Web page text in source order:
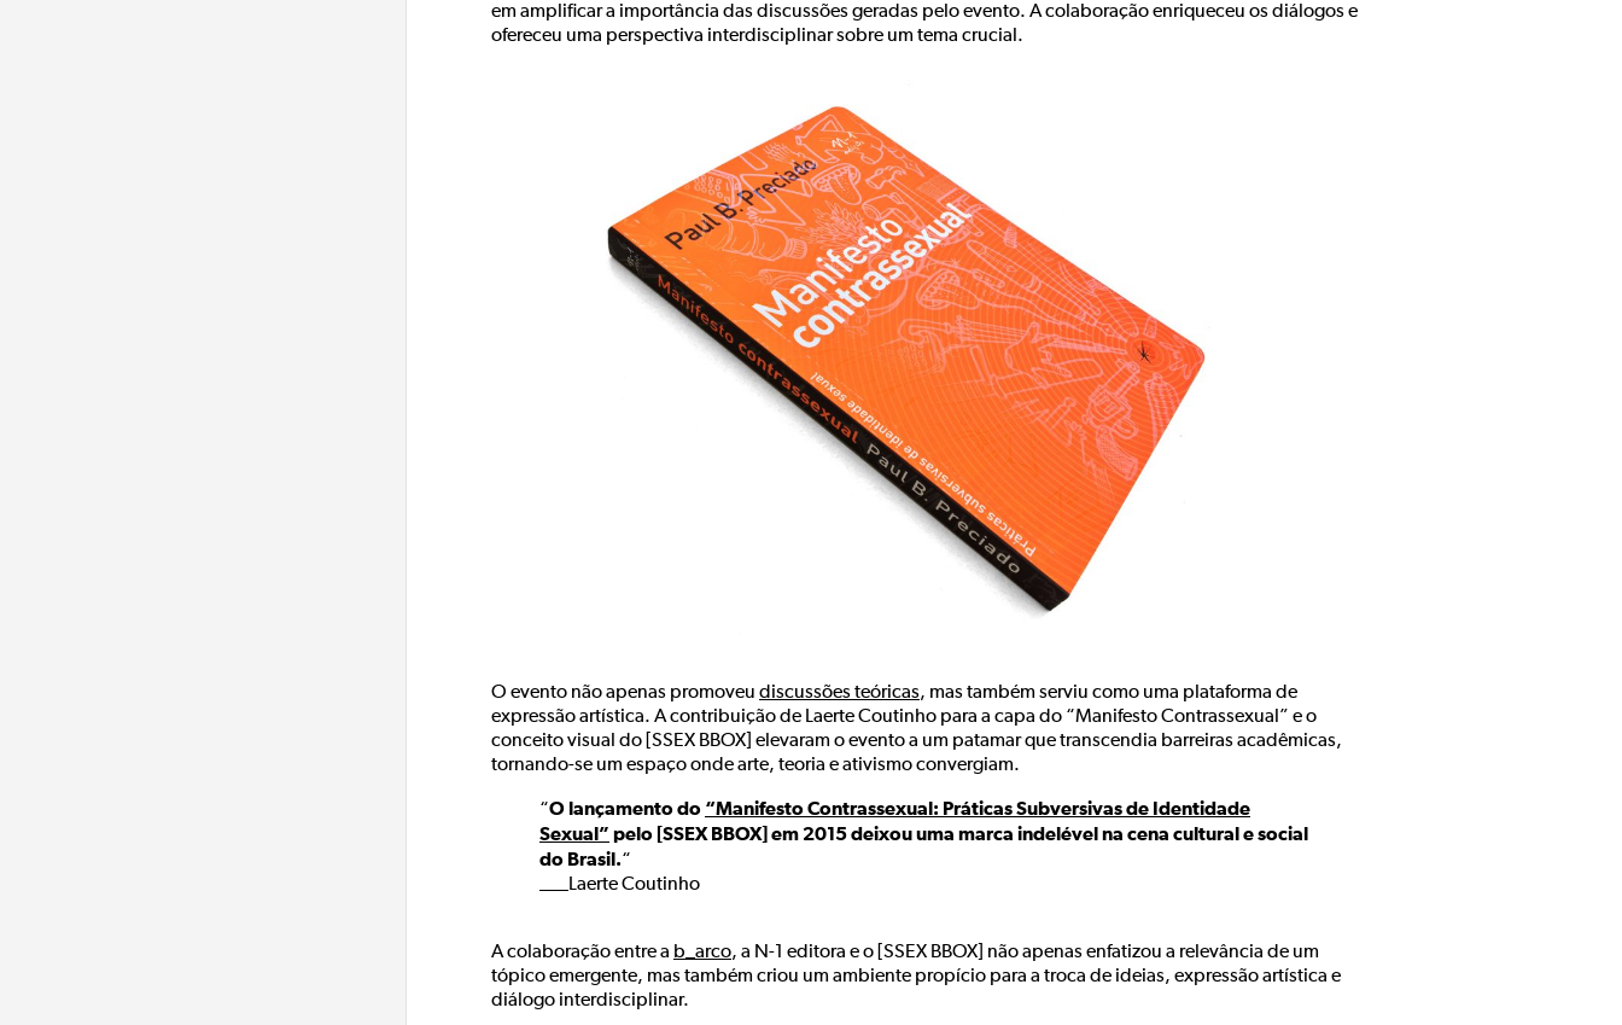
em amplificar a importância das discussões geradas pelo evento. A colaboração enriqueceu os diálogos e
ofereceu uma perspectiva interdisciplinar sobre um tema crucial.
O evento não apenas promoveu discussões teóricas, mas também serviu como uma plataforma de
expressão artística. A contribuição de Laerte Coutinho para a capa do “Manifesto Contrassexual” e o
conceito visual do [SSEX BBOX] elevaram o evento a um patamar que transcendia barreiras acadêmicas,
tornando-se um espaço onde arte, teoria e ativismo convergiam.
“O lançamento do “Manifesto Contrassexual: Práticas Subversivas de Identidade
Sexual” pelo [SSEX BBOX] em 2015 deixou uma marca indelével na cena cultural e social
do Brasil.“
___Laerte Coutinho
A colaboração entre a b_arco, a N-1 editora e o [SSEX BBOX] não apenas enfatizou a relevância de um
tópico emergente, mas também criou um ambiente propício para a troca de ideias, expressão artística e
diálogo interdisciplinar.